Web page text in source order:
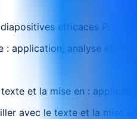
efficaces
application, analyse et
et la mise en :
avec le texte et la mise